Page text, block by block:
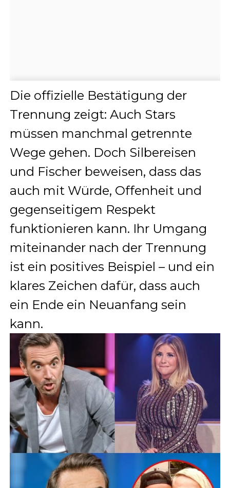
Die offizielle Bestätigung der
Trennung zeigt: Auch Stars
müssen manchmal getrennte
Wege gehen. Doch Silbereisen
und Fischer beweisen, dass das
auch mit Würde, Offenheit und
gegenseitigem Respekt
funktionieren kann. Ihr Umgang
miteinander nach der Trennung
ist ein positives Beispiel – und ein
klares Zeichen dafür, dass auch
ein Ende ein Neuanfang sein
kann.